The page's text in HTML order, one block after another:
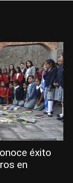
éxito
en